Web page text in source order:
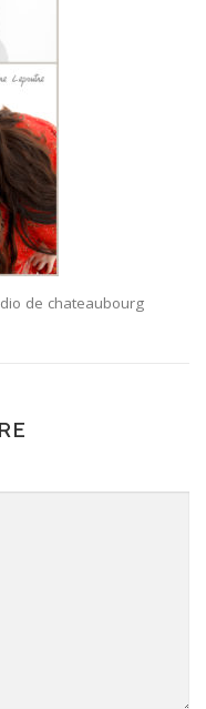
de chateaubourg